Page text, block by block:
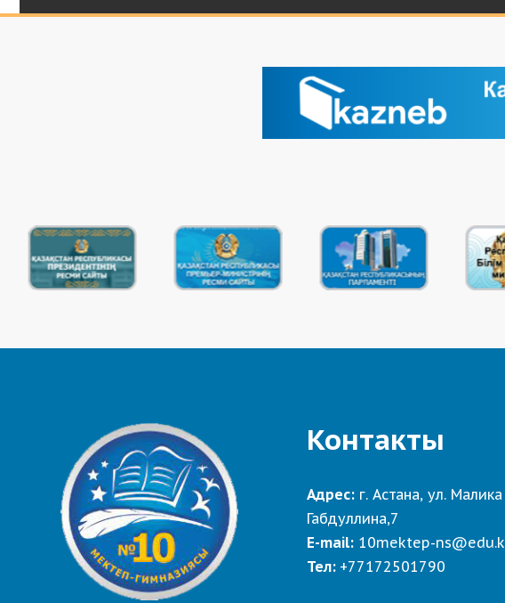
Контакты
Адрес: г. Астана, ул. Малика
Габдуллина,7
E-mail: 10mektep-
Тел: +77172501790